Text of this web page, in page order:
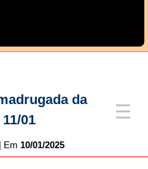
da
01
10/01/2025